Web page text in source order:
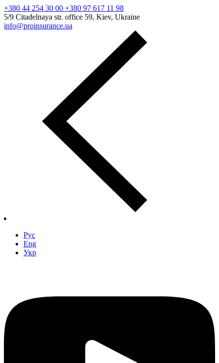
+380 44 254 30 00 +380 97 617 11 98
5/9 Citadelnaya str. office 59, Kiev, Ukraine
info@proinsurance.ua
Рус
Eng
Укр